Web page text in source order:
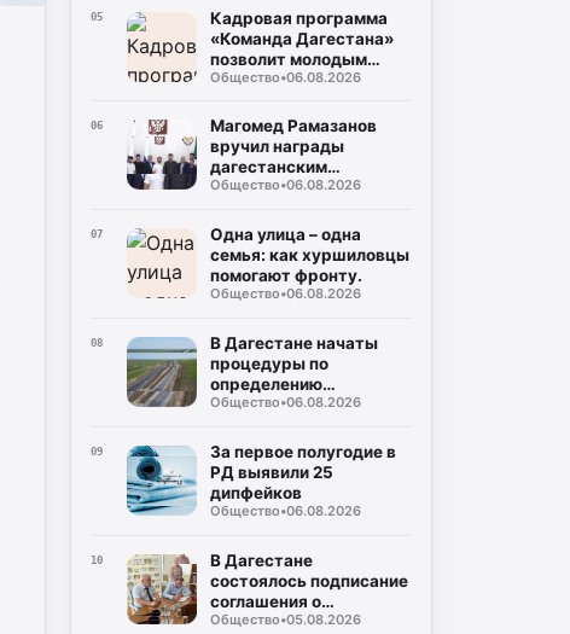
многоквартирном доме
05
Кадровая программа
«Команда Дагестана»
позволит молодым
юристам реализовать
государственной
службе
Общество•06.08.2026
06
Магомед Рамазанов
вручил награды
дагестанским
вольникам-призерам
Общество•06.08.2026
07
Одна улица – одна
семья: как хуршиловцы
помогают фронту.
Общество•06.08.2026
08
В Дагестане начаты
процедуры по
определению
подрядчика для
северного обхода
Махачкалы
Общество•06.08.2026
09
За первое полугодие в
РД выявили 25
дипфейков
Общество•06.08.2026
10
В Дагестане
состоялось подписание
соглашения о
совместном контроле
Общество•05.08.2026